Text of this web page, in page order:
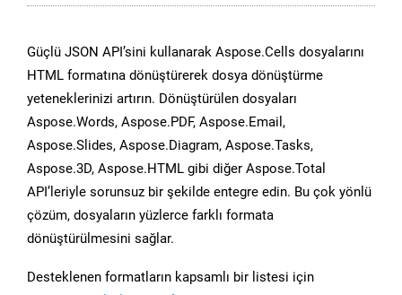
Güçlü JSON API’sini kullanarak Aspose.Cells dosyalarını
HTML formatına dönüştürerek dosya dönüştürme
yeteneklerinizi artırın. Dönüştürülen dosyaları
Aspose.Words, Aspose.PDF, Aspose.Email,
Aspose.Slides, Aspose.Diagram, Aspose.Tasks,
Aspose.3D, Aspose.HTML gibi diğer Aspose.Total
API’leriyle sorunsuz bir şekilde entegre edin. Bu çok yönlü
çözüm, dosyaların yüzlerce farklı formata
dönüştürülmesini sağlar.
Desteklenen formatların kapsamlı bir listesi için